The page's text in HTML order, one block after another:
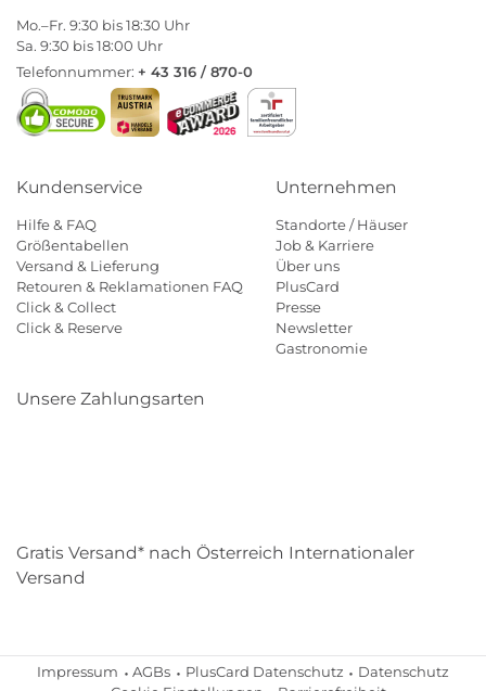
Mo.–Fr. 9:30 bis 18:30 Uhr
Sa. 9:30 bis 18:00 Uhr
Telefonnummer: + 43 316 / 870-0
Kundenservice
Hilfe & FAQ
Größentabellen
Versand & Lieferung
Retouren & Reklamationen FAQ
Click & Collect
Click & Reserve
Unternehmen
Standorte / Häuser
Job & Karriere
Über uns
PlusCard
Presse
Newsletter
Gastronomie
Unsere Zahlungsarten
Gratis Versand* nach Österreich Internationaler
Versand
Impressum AGBs PlusCard Datenschutz
Datenschutz